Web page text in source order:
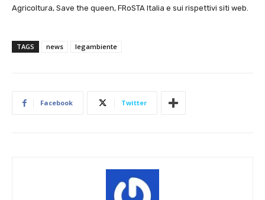
Agricoltura, Save the queen, FRoSTA Italia e sui rispettivi siti web.
TAGS news legambiente
Facebook Twitter